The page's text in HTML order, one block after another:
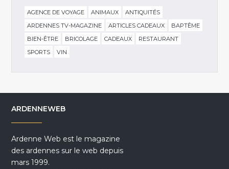
AGENCE DE VOYAGE ANIMAUX
ANTIQUITÉS
ARDENNES TV-MAGAZINE
ARTICLES CADEAUX
BAPTÊME
BIEN-ÊTRE
BRICOLAGE CADEAUX
RESTAURANT
SPORTS
VIN
ARDENNEWEB
Ardenne Web est le magazine
des ardennes sur le web depuis
mars 1999.